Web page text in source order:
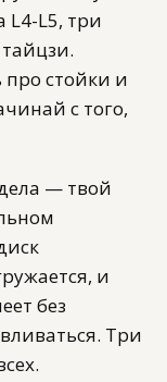
L4-L5, три
про стойки и
с того,
— твой
и
без
Три